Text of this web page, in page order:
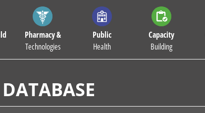
Pharmacy &
Technologies
Public
Health
Capacity
Building